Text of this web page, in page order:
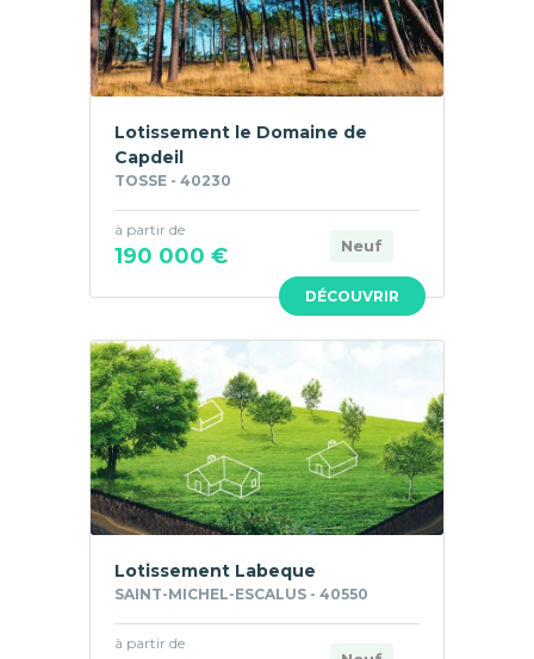
DÉCOUVRIR
Lotissement le Domaine de
Capdeil
TOSSE - 40230
Neuf
à partir de
190 000 €
Lotissement Labeque
SAINT-MICHEL-ESCALUS - 40550
à partir de